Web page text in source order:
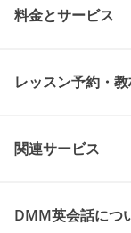
料金とサービス
レッスン予約・
関連サービス
DMM英会話につ